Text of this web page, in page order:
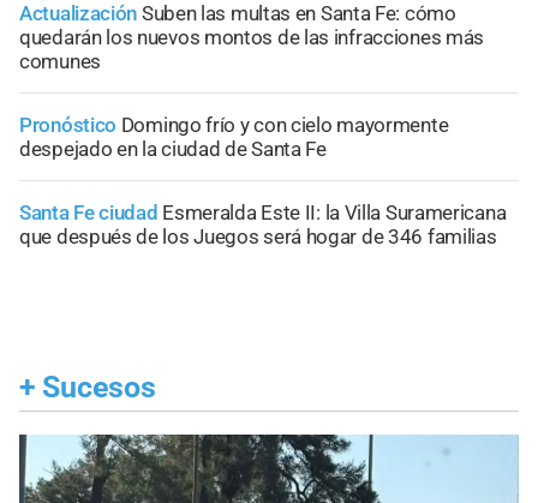
Actualización Suben las multas en Santa Fe: cómo
quedarán los nuevos montos de las infracciones más
comunes
Pronóstico Domingo frío y con cielo mayormente
despejado en la ciudad de Santa Fe
Santa Fe ciudad Esmeralda Este II: la Villa Suramericana
que después de los Juegos será hogar de 346 familias
+ Sucesos